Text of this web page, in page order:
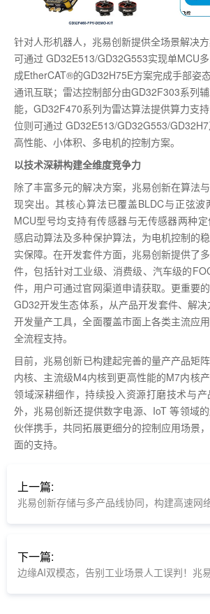
针对人形机器人，兆易创新提供全场景解决方
可通过 GD32E513/GD32G553实现单MCU
成EtherCAT®的GD32H75E方案完成手部姿
通讯互联；雷达控制部分由GD32F303系列
能，GD32F470系列为雷达算法提供算力支
位则可通过 GD32E513/GD32G553/
高性能、小体积、多电机的控制方案。
以技术深耕构建全维度竞争力
除了丰富多元的解决方案，兆易创新在算法
现突出。其核心算法已覆盖BLDC与正弦波
MCU型号均支持有传感器与无传感器两种
感启动算法及多种保护算法，为电机控制的
实保障。在开发套件方面，兆易创新提供了
件，包括针对工业级、消费级、汽车级的
件，用户可通过官网渠道申请获取。更重要
GD32开发生态体系，从产品开发套件、解
开发量产工具，全面覆盖市面上各类主流应
全流程支持。
目前，兆易创新已构建起完善的量产产品矩
内核、主流级M4内核到更高性能的M7内核
领域深耕细作，持续投入资源打磨技术与
外，兆易创新还提供数字电源、IoT 等领域
伙伴携手，共同拓展更细分的控制应用场景
面的支持。
上一篇:
下一篇: